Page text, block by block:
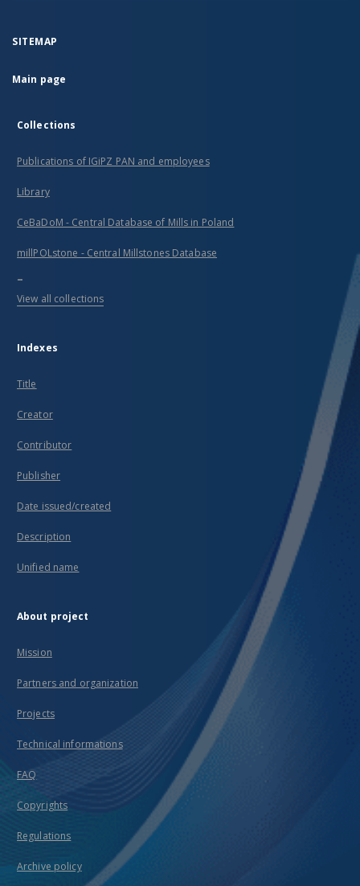
SITEMAP
Main page
Collections
Publications of IGiPZ PAN and employees
Library
CeBaDoM - Central Database of Mills in Poland
millPOLstone - Central Millstones Database
...
View all collections
Indexes
Title
Creator
Contributor
Publisher
Date issued/created
Description
Unified name
About project
Mission
Partners and organization
Projects
Technical informations
FAQ
Copyrights
Regulations
Archive policy